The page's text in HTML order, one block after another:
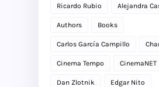
Ricardo Rubio Alejandra
Authors Books
Carlos García Campillo
Cinema Tempo CinemaNET
Dan Zlotnik Edgar Nito